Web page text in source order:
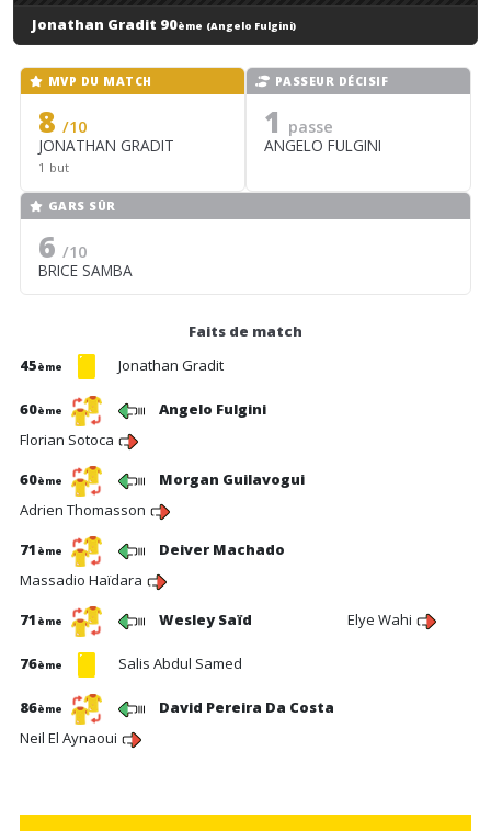
Jonathan Gradit 90ème (Angelo Fulgini)
MVP DU MATCH
8 /10
JONATHAN GRADIT
1 but
PASSEUR DÉCISIF
1 passe
ANGELO FULGINI
GARS SÛR
6 /10
BRICE SAMBA
Faits de match
45ème Jonathan Gradit
60ème
Angelo Fulgini
Florian Sotoca
60ème
Morgan Guilavogui
Adrien Thomasson
71 ème
Deiver Machado
Massadio Haïdara
71 ème Wesley Saïd Elye Wahi
76ème Salis Abdul Samed
86ème
David Pereira Da Costa
Neil El Aynaoui